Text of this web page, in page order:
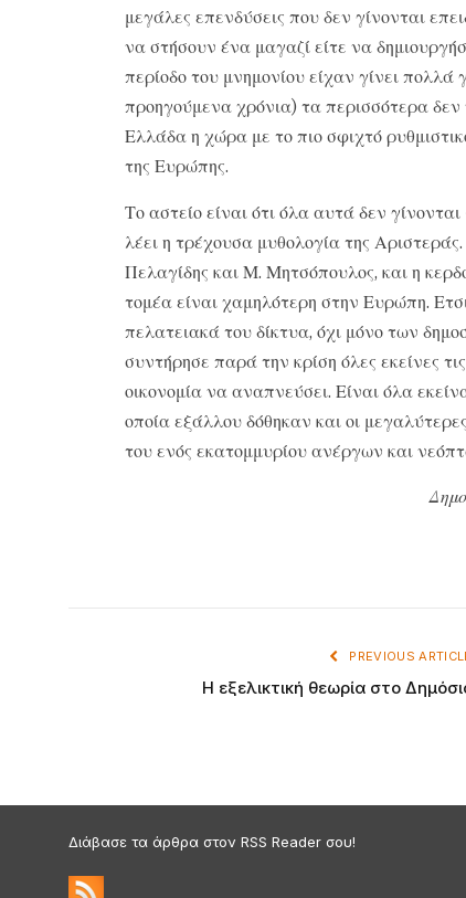
μεγάλες επενδύσεις που δεν γίνονται
να στήσουν ένα μαγαζί είτε να
περίοδο του μνημονίου είχαν γίνει
προηγούμενα χρόνια) τα περισσότερα
Ελλάδα η χώρα με το πιο σφιχτό
της Ευρώπης.
Το αστείο είναι ότι όλα αυτά δεν
λέει η τρέχουσα μυθολογία της
Πελαγίδης και Μ. Μητσόπουλος, και η
τομέα είναι χαμηλότερη στην Ευρώπη.
πελατειακά του δίκτυα, όχι μόνο των
συντήρησε παρά την κρίση όλες εκείνες
οικονομία να αναπνεύσει. Είναι όλα
οποία εξάλλου δόθηκαν και οι
του ενός εκατομμυρίου ανέργων και
PREVIOUS
Η εξελικτική θεωρία στο
Διάβασε τα άρθρα στον RSS Reader σου!